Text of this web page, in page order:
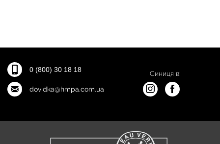
0 (800) 30 18 18
dovidka@hmpa.com.ua
Синиця в: